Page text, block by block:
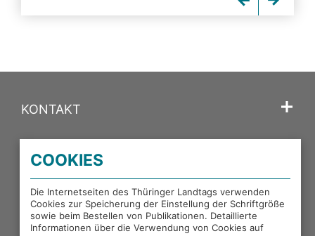
KONTAKT
PORTALE DES THÜRINGER LANDTAGS
EXTERNE LINKS
COOKIES
Die Internetseiten des Thüringer Landtags verwenden
Cookies zur Speicherung der Einstellung der Schriftgröße
sowie beim Bestellen von Publikationen. Detaillierte
Informationen über die Verwendung von Cookies auf